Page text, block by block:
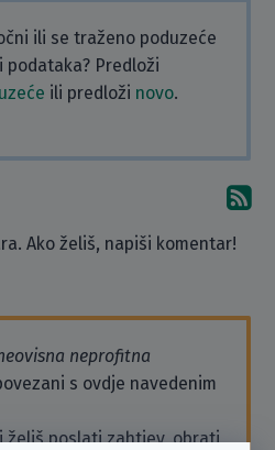
ili se traženo poduzeće
podataka? Predloži
ili predloži novo.
Ako želiš, napiši komentar!
neprofitna
s ovdje navedenim
želiš poslati zahtjev, obrati